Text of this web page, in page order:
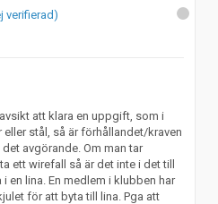
verifierad)
att klara en uppgift, som i
stål, så är förhållandet/kraven
avgörande. Om man tar
ett wirefall så är det inte i det till
en lina. En medlem i klubben har
för att byta till lina. Pga att